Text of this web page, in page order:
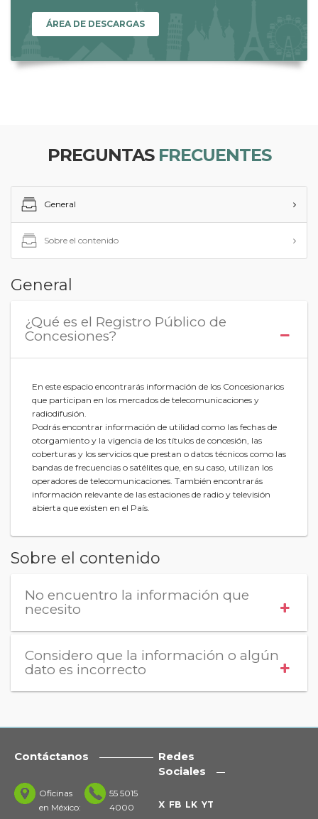
ÁREA DE DESCARGAS
PREGUNTAS FRECUENTES
General
Sobre el contenido
General
¿Qué es el Registro Público de
Concesiones?
En este espacio encontrarás información de los Concesionarios
que participan en los mercados de telecomunicaciones y
radiodifusión.
Podrás encontrar información de utilidad como las fechas de
otorgamiento y la vigencia de los títulos de concesión, las
coberturas y los servicios que prestan o datos técnicos como las
bandas de frecuencias o satélites que, en su caso, utilizan los
operadores de telecomunicaciones. También encontrarás
información relevante de las estaciones de radio y televisión
abierta que existen en el País.
Sobre el contenido
No encuentro la información que
necesito
Considero que la información o algún
dato es incorrecto
Contáctanos
Oficinas
en México:
55 5015
4000
Redes
Sociales
X FB LK YT